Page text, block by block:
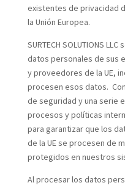
existentes de privacidad
la Unión Europea.
SURTECH SOLUTIONS
datos personales de sus
y proveedores de la UE,
procesen esos datos.
de seguridad y una serie
procesos y políticas
para garantizar que los
de la UE se procesen de
protegidos en nuestros
Al procesar los datos